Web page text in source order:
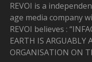
REVOI is a
age media company
REVOI believes :
EARTH IS ARGUABLY
ORGANISATION ON